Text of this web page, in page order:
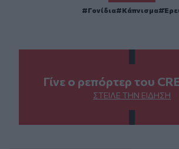
Γονίδια Κάπνισμα
Γίνε ο ρεπόρτερ του
ΣΤΕΊΛΕ ΤΗΝ ΕΊΔΗΣΗ